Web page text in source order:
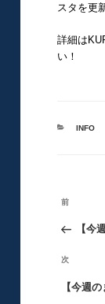
スタを更
詳細は
い！
カ
INFO
投
ナ
ビ
ー
前
の
投
稿
前
【今
次
の
次
【今週